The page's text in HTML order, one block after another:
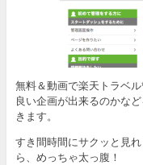
無料＆動画で楽天トラベ
良い企画が出来るのかな
きます。
すき間時間にサクッと見
ら、めっちゃ太っ腹！